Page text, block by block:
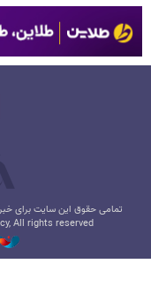
تمامی حقوق این سایت برای
All rights reserved